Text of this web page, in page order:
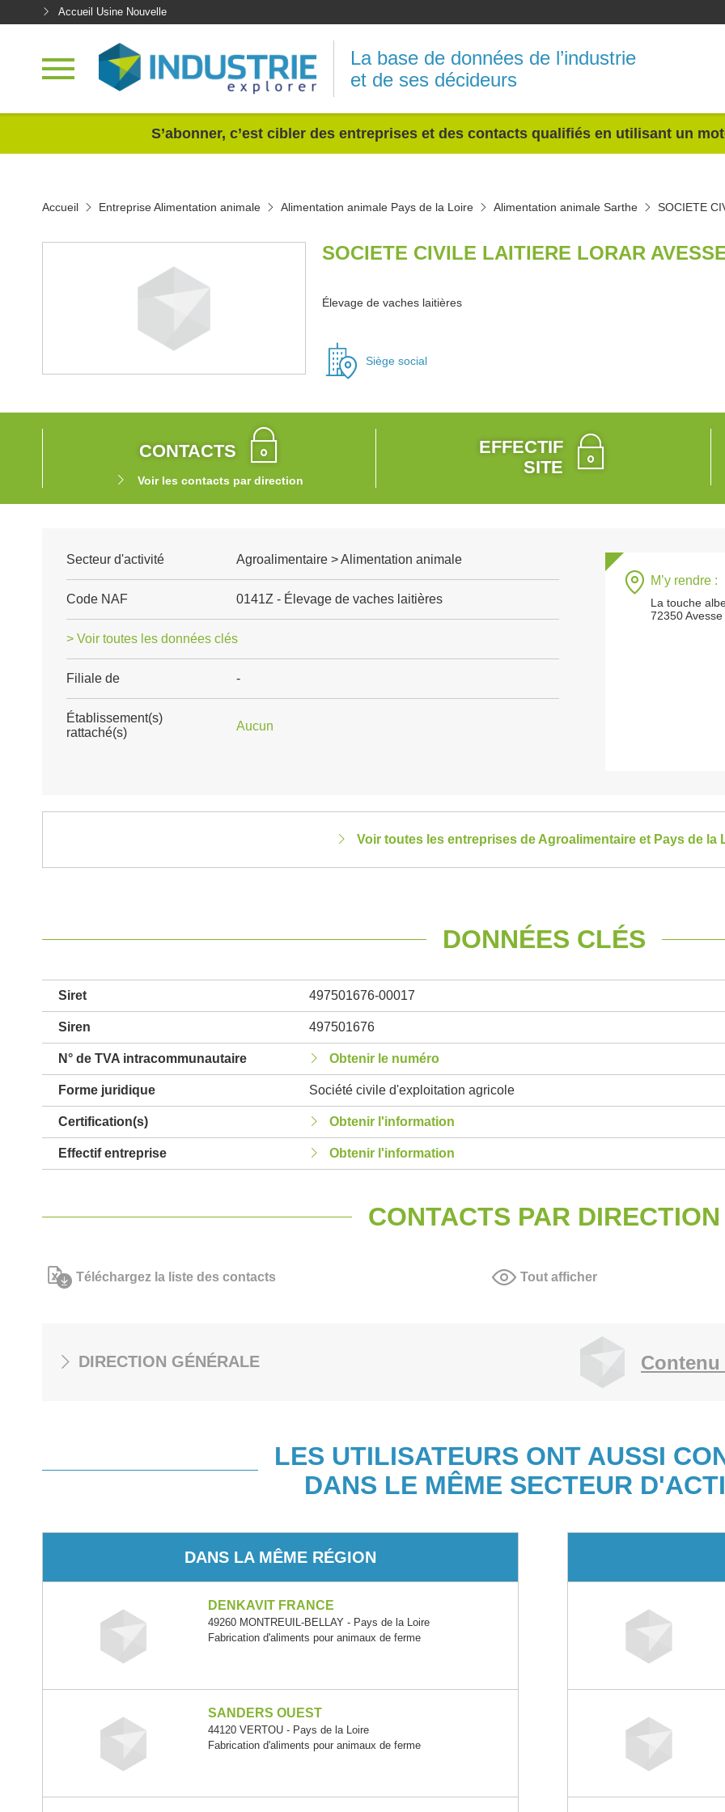
Accueil Usine Nouvelle
La base de données de l’industrie
et de ses décideurs
S’abonner, c’est cibler des entreprises et des contacts qualifiés en utilisant un
Accueil Entreprise Alimentation animale Alimentation animale Pays de la Loire Alimentation animale Sarthe SOCIETE
SOCIETE CIVILE LAITIERE LORAR
Élevage de vaches laitières
Siège social
CONTACTS
Voir les contacts par direction
EFFECTIF
SITE
Secteur d'activité Agroalimentaire > Alimentation animale
Code NAF 0141Z - Élevage de vaches laitières
> Voir toutes les données clés
Filiale de -
Établissement(s)
rattaché(s)
Aucun
M’y rendre :
La touche
72350 Avesse
Voir toutes les entreprises de Agroalimentaire et Pays de la
DONNÉES CLÉS
Siret 497501676-00017
Siren 497501676
N° de TVA intracommunautaire Obtenir le numéro
Forme juridique Société civile d'exploitation agricole
Certification(s) Obtenir l'information
Effectif entreprise Obtenir l'information
CONTACTS PAR DIRECTION
Téléchargez la liste des contacts Tout afficher
DIRECTION GÉNÉRALE
LES UTILISATEURS ONT AUSSI
DANS LE MÊME SECTEUR
DANS LA MÊME RÉGION
DENKAVIT FRANCE
49260 MONTREUIL-BELLAY - Pays de la Loire
Fabrication d'aliments pour animaux de ferme
SANDERS OUEST
44120 VERTOU - Pays de la Loire
Fabrication d'aliments pour animaux de ferme